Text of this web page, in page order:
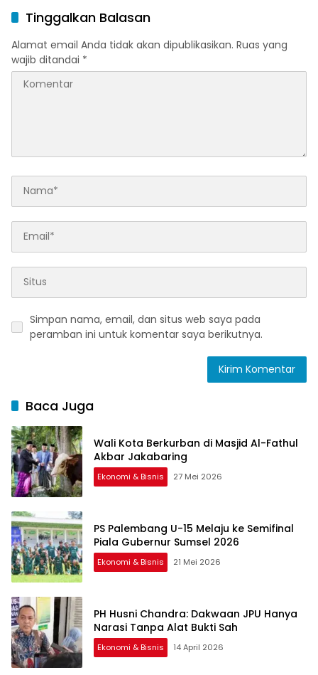
Tinggalkan Balasan
Alamat email Anda tidak akan dipublikasikan. Ruas yang
wajib ditandai *
Simpan nama, email, dan situs web saya pada
peramban ini untuk komentar saya berikutnya.
Baca Juga
Wali Kota Berkurban di Masjid Al-Fathul
Akbar Jakabaring
Ekonomi & Bisnis 27 Mei 2026
PS Palembang U-15 Melaju ke Semifinal
Piala Gubernur Sumsel 2026
Ekonomi & Bisnis 21 Mei 2026
PH Husni Chandra: Dakwaan JPU Hanya
Narasi Tanpa Alat Bukti Sah
Ekonomi & Bisnis 14 April 2026